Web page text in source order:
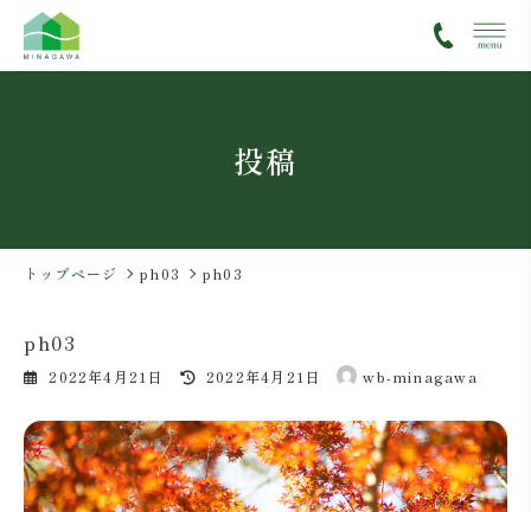
テ
ゲ
投稿
トップページ ph03 ph03
ph03
2022年4月21日
最
新
日
時
:
2022年4月21日 wb-minagawa